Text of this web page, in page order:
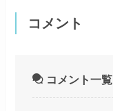
コメント
コメント一覧